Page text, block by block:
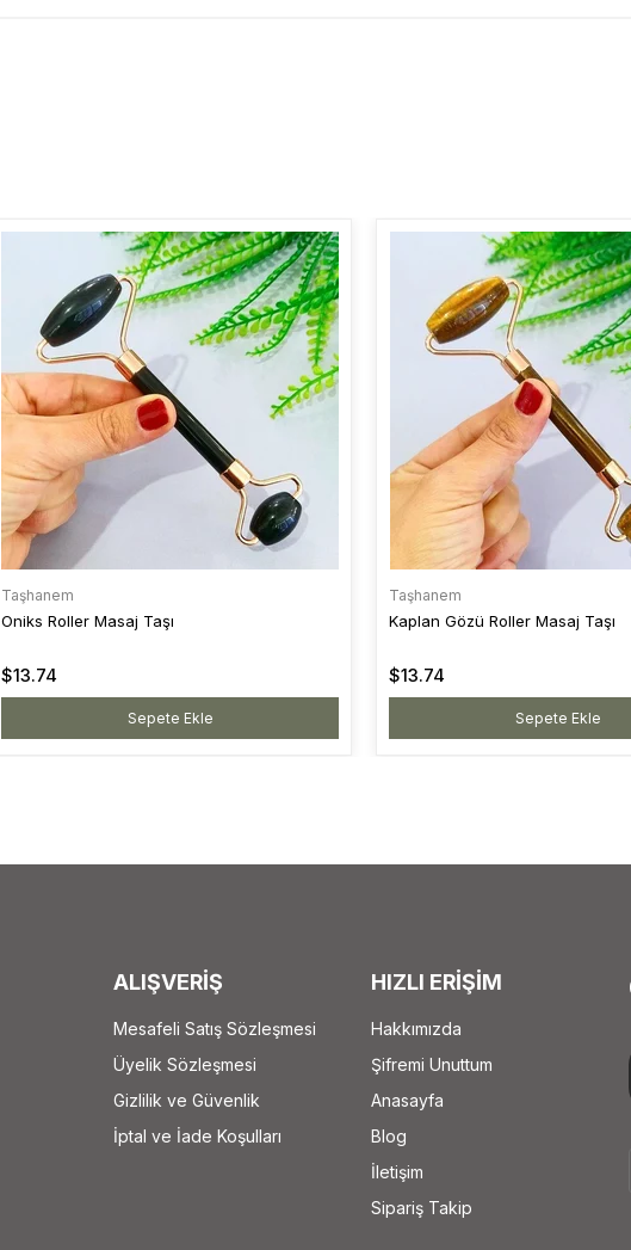
Taşhanem
Oniks Roller Masaj Taşı
$13.74
Sepete Ekle
Taşhanem
Kaplan Gözü Roller Masaj Taşı
$13.74
Sepete Ekle
ALIŞVERİŞ
Mesafeli Satış Sözleşmesi
Üyelik Sözleşmesi
Gizlilik ve Güvenlik
İptal ve İade Koşulları
HIZLI ERİŞİM
Hakkımızda
Şifremi Unuttum
Anasayfa
Blog
İletişim
Sipariş Takip